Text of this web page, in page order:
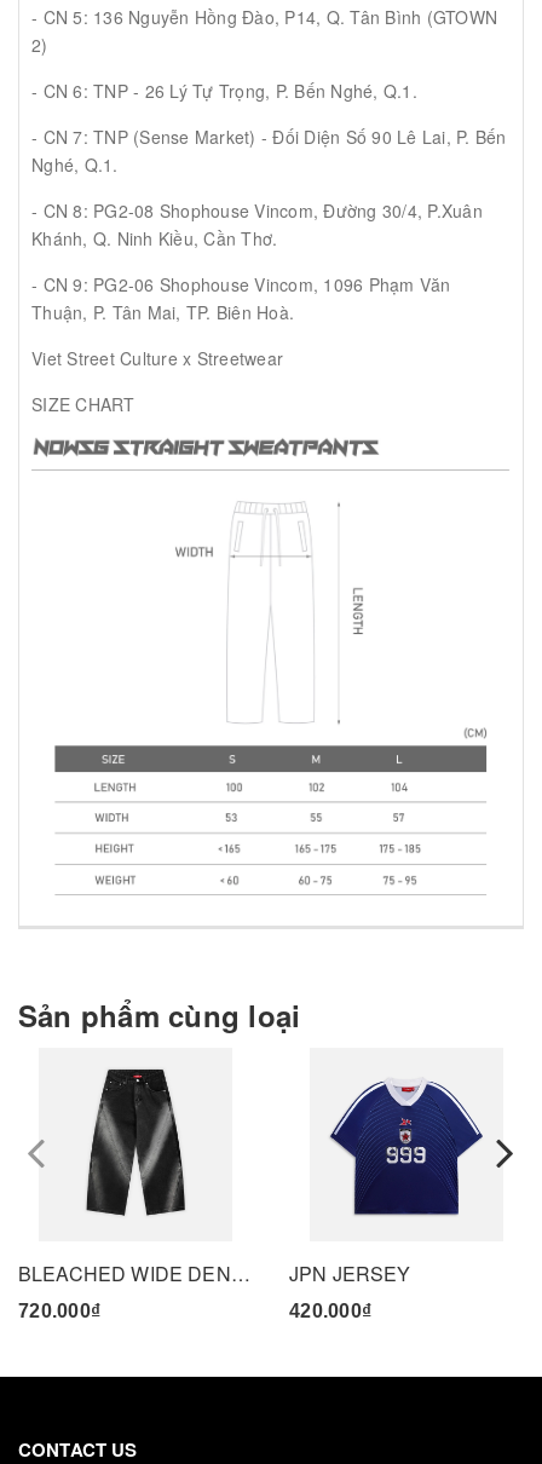
- CN 5: 136 Nguyễn Hồng Đào, P14, Q. Tân Bình (GTOWN
2)
- CN 6: TNP - 26 Lý Tự Trọng, P. Bến Nghé, Q.1.
- CN 7: TNP (Sense Market) - Đối Diện Số 90 Lê Lai, P. Bến
Nghé, Q.1.
- CN 8: PG2-08 Shophouse Vincom, Đường 30/4, P.Xuân
Khánh, Q. Ninh Kiều, Cần Thơ.
- CN 9: PG2-06 Shophouse Vincom, 1096 Phạm Văn
Thuận, P. Tân Mai, TP. Biên Hoà.
Viet Street Culture x Streetwear
SIZE CHART
Sản phẩm cùng loại
BLEACHED WIDE DENIM PANTS - BLACK
720.000₫
JPN JERSEY
420.000₫
prev
CONTACT US